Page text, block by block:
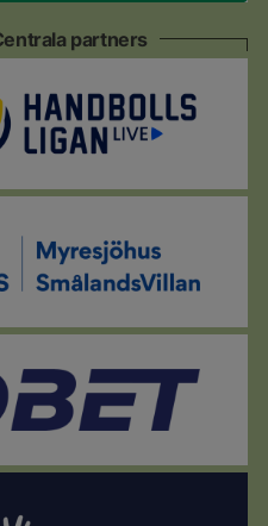
partners